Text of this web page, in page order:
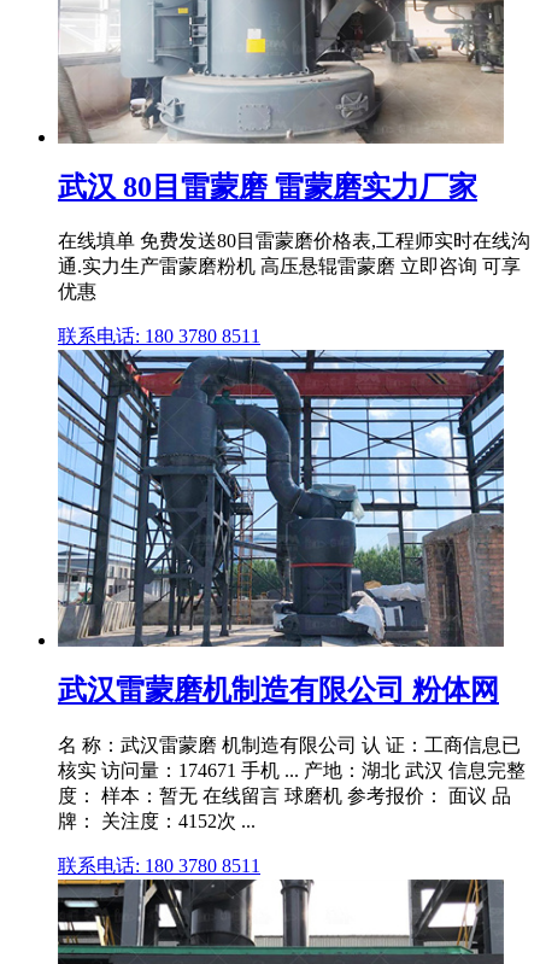
武汉 80目雷蒙磨 雷蒙磨实力厂家
在线填单 免费发送80目雷蒙磨价格表,工程师实时在线沟
通.实力生产雷蒙磨粉机 高压悬辊雷蒙磨 立即咨询 可享
优惠
联系电话: 180 3780 8511
武汉雷蒙磨机制造有限公司 粉体网
名 称：武汉雷蒙磨 机制造有限公司 认 证：工商信息已
核实 访问量：174671 手机 ... 产地：湖北 武汉 信息完整
度： 样本：暂无 在线留言 球磨机 参考报价： 面议 品
牌： 关注度：4152次 ...
联系电话: 180 3780 8511